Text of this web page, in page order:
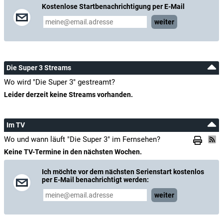
Kostenlose Startbenachrichtigung per E-Mail
weiter
Die Super 3 Streams
Wo wird "Die Super 3" gestreamt?
Leider derzeit keine Streams vorhanden.
Im TV
Wo und wann läuft "Die Super 3" im Fernsehen?
Keine TV-Termine in den nächsten Wochen.
Ich möchte vor dem nächsten Serienstart kostenlos
per E-Mail benachrichtigt werden:
weiter